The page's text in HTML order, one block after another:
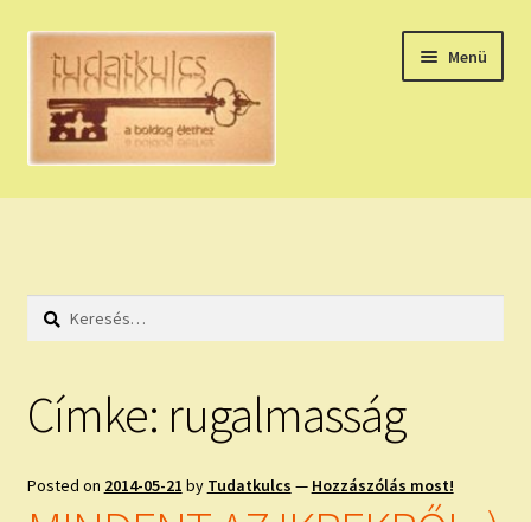
Ugrás
navigációhoz
Kilépés
tartalomba
Menü
HÚZZ EGY KÁRTYÁT!
HOLDNAPTÁR
KÉRJ EGY MEGERŐSÍTÉST!
Expand
Keresés:
Címke: rugalmasság
Posted on 2014-05-21 by Tudatkulcs — Hozzászólás most!